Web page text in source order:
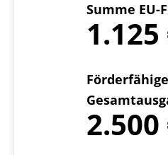
Summe EU-
1.125
Förderfähige
2.500